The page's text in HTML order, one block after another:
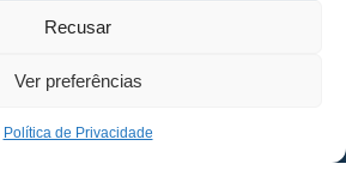
Recusar
Ver preferências
Política de Privacidade
Termos e Condições